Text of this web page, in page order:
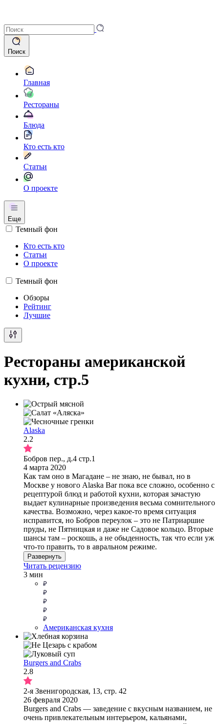
Поиск
Главная
Рестораны
Блюда
Кто есть кто
Статьи
О проекте
Еще
Темный фон
Кто есть кто
Статьи
О проекте
Темный фон
Обзоры
Рейтинг
Лучшие
Рестораны американской
кухни, стр.5
Alaska
2.2
Бобров пер., д.4 стр.1
4 марта 2020
Как там оно в Магадане – не знаю, не бывал, но в
Москве у нового Alaska Bar пока все сложно, особенно с
рецептурой блюд и работой кухни, которая зачастую
выдает кулинарные произведения весьма сомнительного
качества. Возможно, через какое-то время ситуация
исправится, но Бобров переулок – это не Патриаршие
пруды, не Пятницкая и даже не Садовое кольцо. Вторые
шансы там – роскошь, а не обыденность, так что если уж
что-то править, то в авральном режиме.
Развернуть
Читать рецензию
3 мин
Американская кухня
Burgers and Crabs
2.8
2-я Звенигородская, 13, стр. 42
26 февраля 2020
Burgers and Crabs — заведение с вкусным названием, не
очень привлекательным интерьером, кальянами,